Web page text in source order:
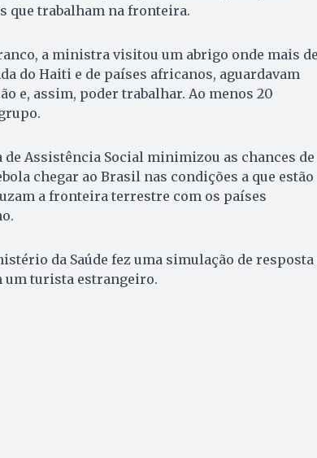
que trabalham na fronteira.
a ministra visitou um abrigo onde mais de
do Haiti e de países africanos, aguardavam
e, assim, poder trabalhar. Ao menos 20
Assistência Social minimizou as chances de
chegar ao Brasil nas condições a que estão
a fronteira terrestre com os países
da Saúde fez uma simulação de resposta
um turista estrangeiro.